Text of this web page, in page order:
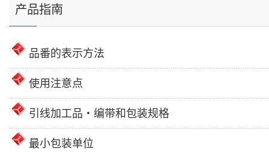
产品指南
品番的表示方法
使用注意点
引线加工品・编带和包装规格
最小包装单位